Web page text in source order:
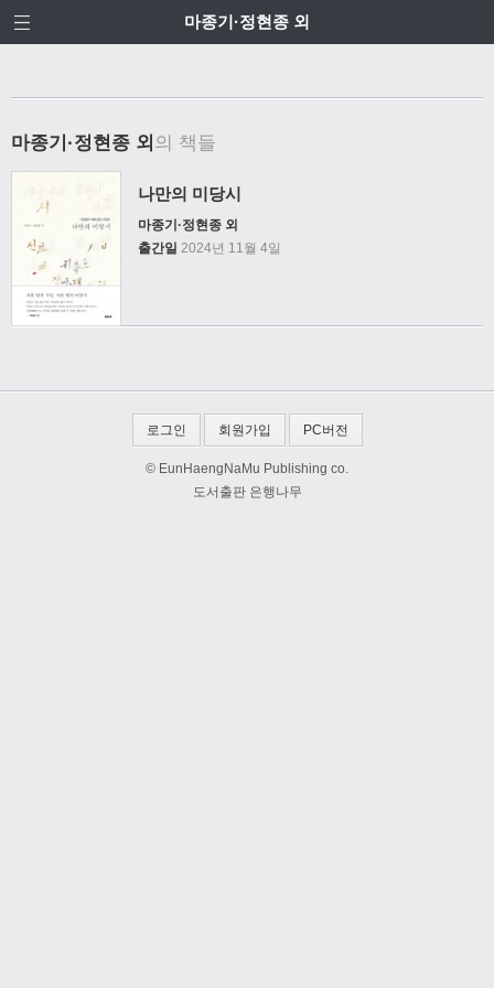
마종기·정현종 외
마종기·정현종 외 의 책들
나만의 미당시
마종기·정현종 외
출간일 2024년 11월 4일
로그인 회원가입 PC버전
© EunHaengNaMu Publishing co.
도서출판 은행나무